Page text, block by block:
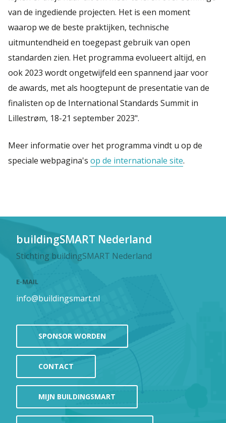
van de ingediende projecten. Het is een moment
waarop we de beste praktijken, technische
uitmuntendheid en toegepast gebruik van open
standarden zien. Het programma evolueert altijd, en
ook 2023 wordt ongetwijfeld een spannend jaar voor
de awards, met als hoogtepunt de presentatie van de
finalisten op de International Standards Summit in
Lillestrøm, 18-21 september 2023".
Meer informatie over het programma vindt u op de
speciale webpagina's op de internationale site.
buildingSMART Nederland
Stichting buildingSMART Nederland
E-MAIL
info@buildingsmart.nl
SPONSOR WORDEN
CONTACT
MIJN BUILDINGSMART